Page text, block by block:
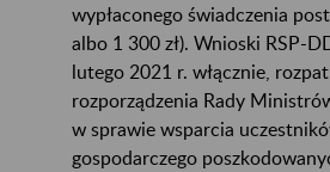
wypłaconego świadczenia
albo 1 300 zł). Wnioski RSP-
lutego 2021 r. włącznie,
rozporządzenia Rady
w sprawie wsparcia
gospodarczego